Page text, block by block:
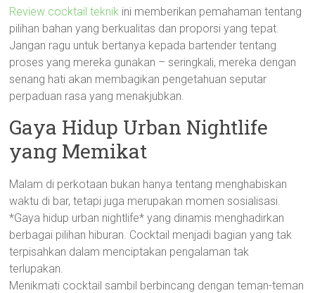
Review cocktail teknik ini memberikan pemahaman tentang
pilihan bahan yang berkualitas dan proporsi yang tepat.
Jangan ragu untuk bertanya kepada bartender tentang
proses yang mereka gunakan – seringkali, mereka dengan
senang hati akan membagikan pengetahuan seputar
perpaduan rasa yang menakjubkan.
Gaya Hidup Urban Nightlife
yang Memikat
Malam di perkotaan bukan hanya tentang menghabiskan
waktu di bar, tetapi juga merupakan momen sosialisasi.
*Gaya hidup urban nightlife* yang dinamis menghadirkan
berbagai pilihan hiburan. Cocktail menjadi bagian yang tak
terpisahkan dalam menciptakan pengalaman tak
terlupakan.
Menikmati cocktail sambil berbincang dengan teman-teman